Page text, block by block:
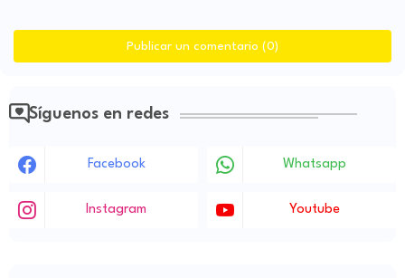
Publicar un comentario (0)
Síguenos en redes
Facebook Whatsapp
Instagram Youtube